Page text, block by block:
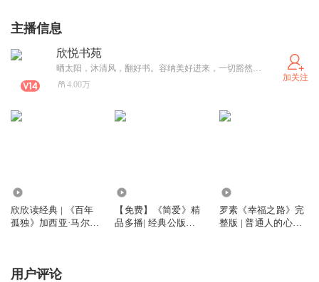
主播信息
欣悦书苑
晒太阳，沐清风，翻好书。容纳美好进来，一切豁然开朗。《人生得遇苏东坡》（作者意公子）荣登人文国学文化人物榜前列。诺奖作品《百年孤独》正在热播；罗素《幸福之路》帮你找到幸福；《失去父亲的女儿们》抚慰失父女儿；《当她们从黑夜中醒来》致敬温柔、善良、坚强的女性……
4.00万
加关注
欣欣读经典 | 《百年
孤独》加西亚·马尔克
【免费】《简爱》精
品多播| 经典公版书|
罗素《幸福之路》完
整版 | 普通人的心灵
用户评论